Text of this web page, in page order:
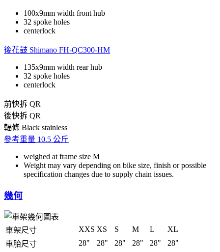
100x9mm width front hub
32 spoke holes
centerlock
後花鼓 Shimano FH-QC300-HM
135x9mm width rear hub
32 spoke holes
centerlock
前快拆 QR
後快拆 QR
輻條 Black stainless
參考重量 10.5 公斤
weighed at frame size M
Weight may vary depending on bike size, finish or possible
specification changes due to supply chain issues.
幾何
車架尺寸 XXS XS S M L
XL
車胎尺寸
28" 28" 28" 28" 28"
28"